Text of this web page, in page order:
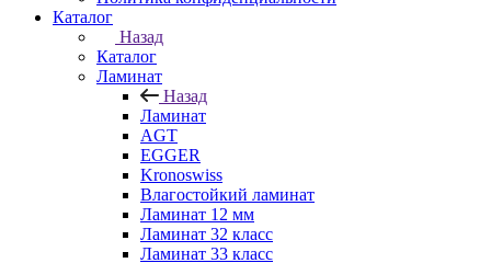
Каталог
Назад
Каталог
Ламинат
Назад
Ламинат
AGT
EGGER
Kronoswiss
Влагостойкий ламинат
Ламинат 12 мм
Ламинат 32 класс
Ламинат 33 класс